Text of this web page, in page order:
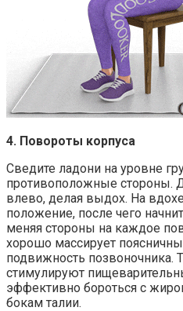
4. Повороты корпуса
Сведите ладони на уровне
противоположные стороны.
влево, делая выдох. На
положение, после чего
меняя стороны на каждое
хорошо массирует
подвижность позвоночника.
стимулируют
эффективно бороться с
бокам талии.